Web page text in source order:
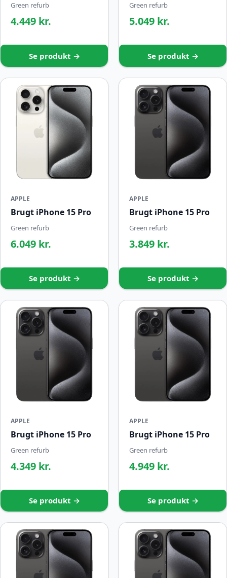
Green refurb
4.449 kr.
Se produkt →
Green refurb
5.049 kr.
Se produkt →
APPLE
Brugt iPhone 15 Pro
Green refurb
6.049 kr.
Se produkt →
APPLE
Brugt iPhone 15 Pro
Green refurb
3.849 kr.
Se produkt →
APPLE
Brugt iPhone 15 Pro
Green refurb
4.349 kr.
Se produkt →
APPLE
Brugt iPhone 15 Pro
Green refurb
4.949 kr.
Se produkt →